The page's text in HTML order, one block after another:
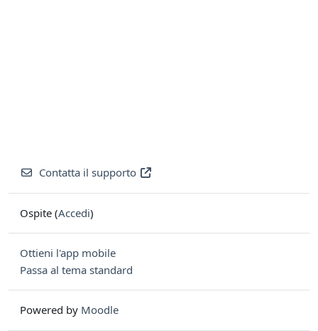
Contatta il supporto
Ospite (Accedi)
Ottieni l'app mobile
Passa al tema standard
Powered by Moodle